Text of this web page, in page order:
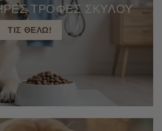
ΤΡΟΦΕΣ ΣΚΥΛΟΥ
ΤΙΣ ΘΕΛΩ!